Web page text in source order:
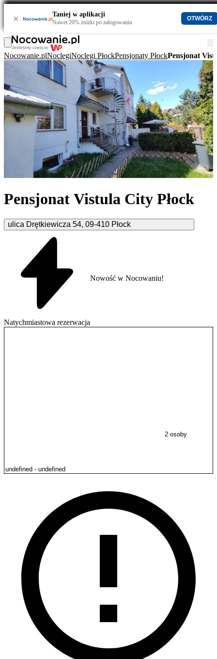
× Taniej w aplikacji
Nawet 20% zniżki po zalogowaniu
OTWÓRZ
Nocowanie.plNoclegiNoclegi PłockPensjonaty PłockPensjonat
Pensjonat Vistula City Płock
ulica Drętkiewicza 54, 09-410 Płock
Natychmiastowa rezerwacja
Nowość w Nocowaniu!
2 osoby